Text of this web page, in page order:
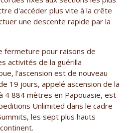
d'accéder plus vite à la crête
une descente rapide par la
fermeture pour raisons de
activités de la guérilla
l'ascension est de nouveau
19 jours, appelé ascension de la
4 884 mètres en Papouasie, est
Unlimited dans le cadre
les sept plus hauts